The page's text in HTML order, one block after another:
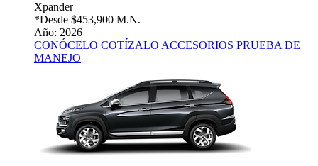
Xpander
*Desde $453,900 M.N.
Año: 2026
CONÓCELO COTÍZALO ACCESORIOS PRUEBA DE
MANEJO